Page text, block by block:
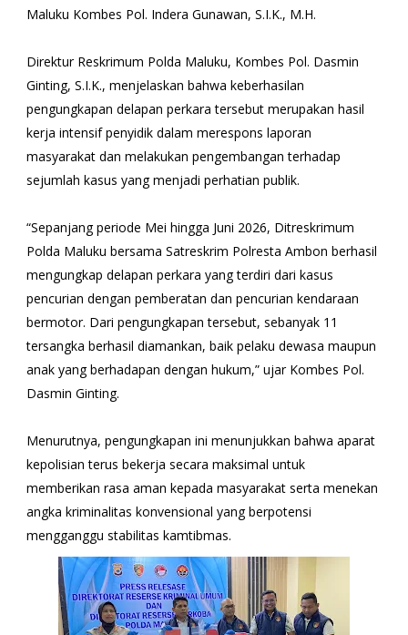
Maluku Kombes Pol. Indera Gunawan, S.I.K., M.H.
Direktur Reskrimum Polda Maluku, Kombes Pol. Dasmin
Ginting, S.I.K., menjelaskan bahwa keberhasilan
pengungkapan delapan perkara tersebut merupakan hasil
kerja intensif penyidik dalam merespons laporan
masyarakat dan melakukan pengembangan terhadap
sejumlah kasus yang menjadi perhatian publik.
“Sepanjang periode Mei hingga Juni 2026, Ditreskrimum
Polda Maluku bersama Satreskrim Polresta Ambon berhasil
mengungkap delapan perkara yang terdiri dari kasus
pencurian dengan pemberatan dan pencurian kendaraan
bermotor. Dari pengungkapan tersebut, sebanyak 11
tersangka berhasil diamankan, baik pelaku dewasa maupun
anak yang berhadapan dengan hukum,” ujar Kombes Pol.
Dasmin Ginting.
Menurutnya, pengungkapan ini menunjukkan bahwa aparat
kepolisian terus bekerja secara maksimal untuk
memberikan rasa aman kepada masyarakat serta menekan
angka kriminalitas konvensional yang berpotensi
mengganggu stabilitas kamtibmas.